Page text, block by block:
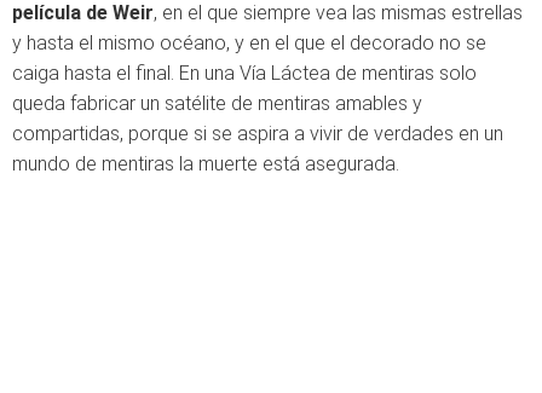
película de Weir, en el que siempre vea las mismas estrellas
y hasta el mismo océano, y en el que el decorado no se
caiga hasta el final. En una Vía Láctea de mentiras solo
queda fabricar un satélite de mentiras amables y
compartidas, porque si se aspira a vivir de verdades en un
mundo de mentiras la muerte está asegurada.